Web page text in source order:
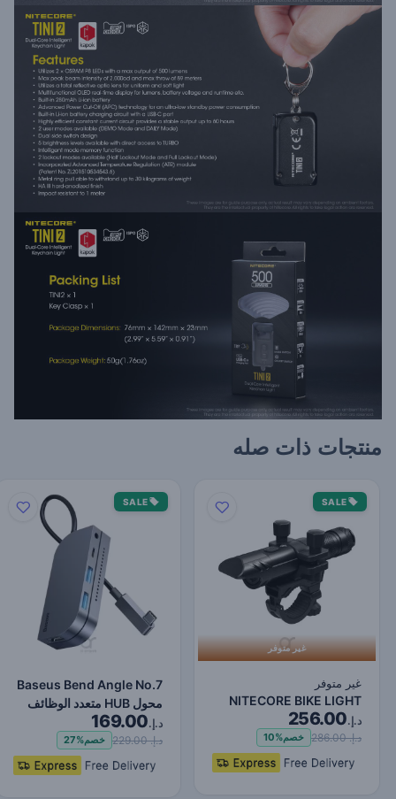
منتجات ذات صله
SALE
غير متوفر
غير متوفر
NITECORE BIKE LIGHT
د.إ.256.00
د.إ. 286.00 خصم10%
SALE
Baseus Bend Angle No.7
محول HUB متعدد الوظائف
من النوع C ترقية ر…
د.إ.169.00
د.إ. 229.00 خصم27%